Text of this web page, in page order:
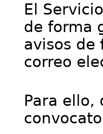
El
de forma
avisos de
correo
Para